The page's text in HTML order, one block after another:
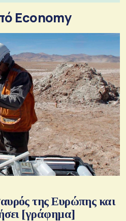
Economy
της Ευρώπης και
[γράφημα]